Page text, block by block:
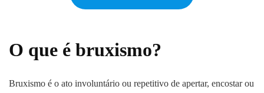
O que é bruxismo?
Bruxismo é o ato involuntário ou repetitivo de apertar, encostar ou